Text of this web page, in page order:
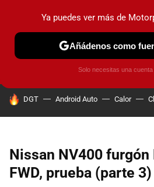
PRUEBAS COCHES ELÉCTRICOS
HOY SE HABLA DE
DGT Android Auto Calor
Nissan NV400 furgón
FWD, prueba (parte 3)
Ya puedes ver más de
Añádenos como
Solo necesitas una